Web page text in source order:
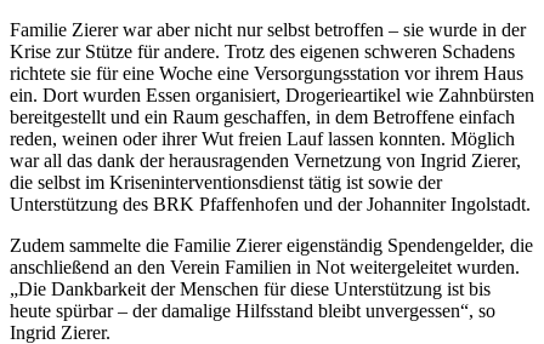
Familie Zierer war aber nicht nur selbst betroffen – sie wurde in der
Krise zur Stütze für andere. Trotz des eigenen schweren Schadens
richtete sie für eine Woche eine Versorgungsstation vor ihrem Haus
ein. Dort wurden Essen organisiert, Drogerieartikel wie Zahnbürsten
bereitgestellt und ein Raum geschaffen, in dem Betroffene einfach
reden, weinen oder ihrer Wut freien Lauf lassen konnten. Möglich
war all das dank der herausragenden Vernetzung von Ingrid Zierer,
die selbst im Kriseninterventionsdienst tätig ist sowie der
Unterstützung des BRK Pfaffenhofen und der Johanniter Ingolstadt.
Zudem sammelte die Familie Zierer eigenständig Spendengelder, die
anschließend an den Verein Familien in Not weitergeleitet wurden.
„Die Dankbarkeit der Menschen für diese Unterstützung ist bis
heute spürbar – der damalige Hilfsstand bleibt unvergessen“, so
Ingrid Zierer.